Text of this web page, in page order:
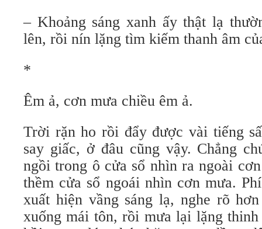
– Khoảng sáng xanh ấy thật lạ
lên, rồi nín lặng tìm kiếm thanh âm
*
Êm ả, cơn mưa chiều êm ả.
Trời rặn ho rồi đẩy được vài tiếng
say giấc, ở đâu cũng vậy. Chẳng
ngồi trong ô cửa sổ nhìn ra ngoài
thềm cửa sổ ngoái nhìn cơn mưa.
xuất hiện vầng sáng lạ, nghe rõ
xuống mái tôn, rồi mưa lại lặng